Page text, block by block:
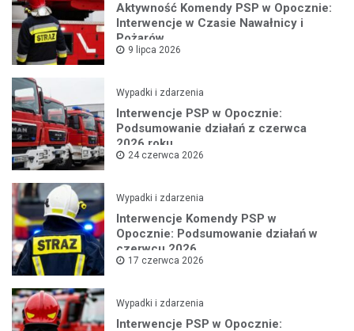
Aktywność Komendy PSP w Opocznie:
Interwencje w Czasie Nawałnicy i
Pożarów
9 lipca 2026
Wypadki i zdarzenia
Interwencje PSP w Opocznie:
Podsumowanie działań z czerwca
2026 roku
24 czerwca 2026
Wypadki i zdarzenia
Interwencje Komendy PSP w
Opocznie: Podsumowanie działań w
czerwcu 2026
17 czerwca 2026
Wypadki i zdarzenia
Interwencje PSP w Opocznie: